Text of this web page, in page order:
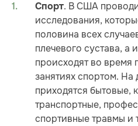
Спорт. В США
исследования,
половина всех
плечевого сустава, а
происходят во время
занятиях спортом.
приходятся бытовые,
транспортные,
спортивные травмы и